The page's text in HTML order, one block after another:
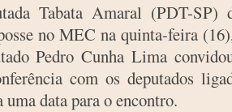
Tabata Amaral (PDT-SP)
no MEC na quinta-feira
Pedro Cunha Lima
com os deputados
data para o encontro.